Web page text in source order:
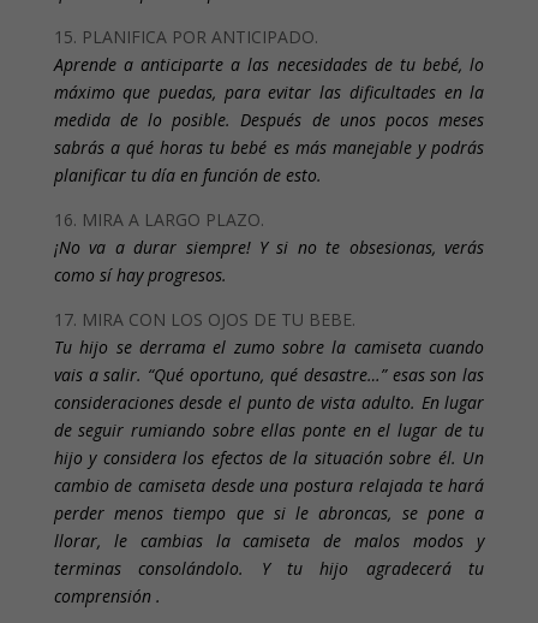
15. PLANIFICA POR ANTICIPADO.
Aprende a anticiparte a las necesidades de tu bebé, lo
máximo que puedas, para evitar las dificultades en la
medida de lo posible. Después de unos pocos meses
sabrás a qué horas tu bebé es más manejable y podrás
planificar tu día en función de esto.
16. MIRA A LARGO PLAZO.
¡No va a durar siempre! Y si no te obsesionas, verás
como sí hay progresos.
17. MIRA CON LOS OJOS DE TU BEBE.
Tu hijo se derrama el zumo sobre la camiseta cuando
vais a salir. “Qué oportuno, qué desastre…” esas son las
consideraciones desde el punto de vista adulto. En lugar
de seguir rumiando sobre ellas ponte en el lugar de tu
hijo y considera los efectos de la situación sobre él. Un
cambio de camiseta desde una postura relajada te hará
perder menos tiempo que si le abroncas, se pone a
llorar, le cambias la camiseta de malos modos y
terminas consolándolo. Y tu hijo agradecerá tu
comprensión .